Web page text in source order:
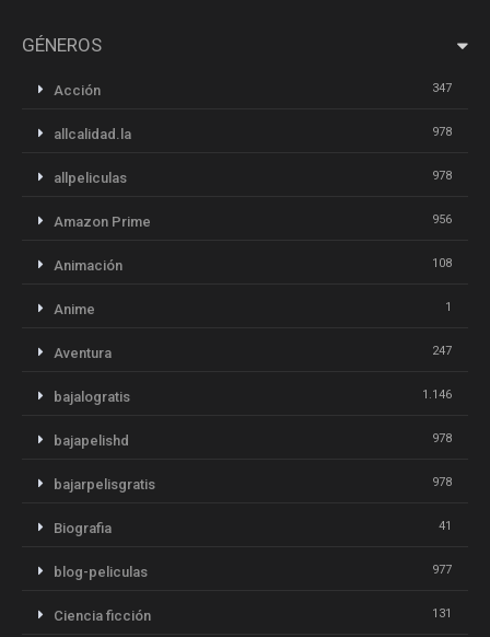
GÉNEROS
Acción 347
allcalidad.la 978
allpeliculas 978
Amazon Prime 956
Animación 108
Anime 1
Aventura 247
bajalogratis 1.146
bajapelishd 978
bajarpelisgratis 978
Biografia 41
blog-peliculas 977
Ciencia ficción 131